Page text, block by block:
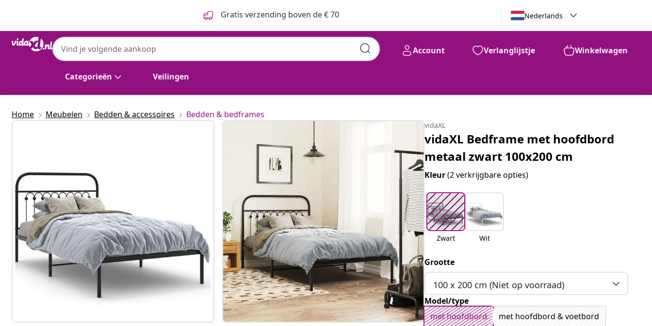
Gratis verzending boven de € 70 Nederlands
Categorieën Veilingen
Account Verlanglijstje Winkelwagen
vidaXL 109 99
Home Meubelen Bedden & accessoires Bedden & bedframes
vidaXL
vidaXL Bedframe met hoofdbord
metaal zwart 100x200 cm
Kleur(2 verkrijgbare opties)
Zwart Wit
Grootte
100 x 200 cm (Niet op voorraad)
Model/type
met hoofdbord
met hoofdbord & voetbord